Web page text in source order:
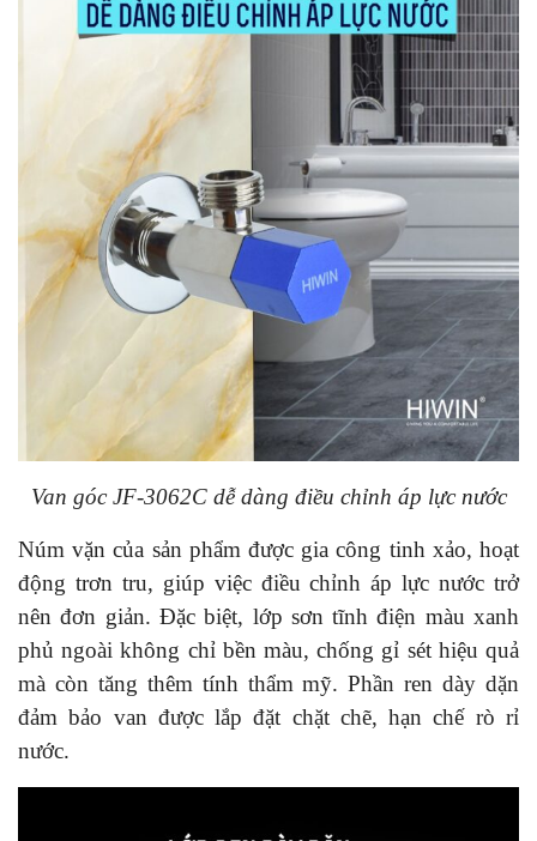
Van góc JF-3062C dễ dàng điều chỉnh áp lực nước
Núm vặn của sản phẩm được gia công tinh xảo, hoạt
động trơn tru, giúp việc điều chỉnh áp lực nước trở
nên đơn giản. Đặc biệt, lớp sơn tĩnh điện màu xanh
phủ ngoài không chỉ bền màu, chống gỉ sét hiệu quả
mà còn tăng thêm tính thẩm mỹ. Phần ren dày dặn
đảm bảo van được lắp đặt chặt chẽ, hạn chế rò rỉ
nước.